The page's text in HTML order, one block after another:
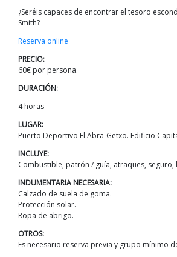
¿Seréis capaces de encontrar el tesoro
Smith?
Reserva online
PRECIO:
60€ por persona.
DURACIÓN:
4 horas
LUGAR:
Puerto Deportivo El Abra-Getxo. Edificio
INCLUYE:
Combustible, patrón / guía, atraques, seguro,
INDUMENTARIA NECESARIA:
Calzado de suela de goma.
Protección solar.
Ropa de abrigo.
OTROS:
Es necesario reserva previa y grupo mínimo